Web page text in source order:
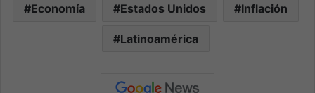
Economía Estados Unidos Inflación
Latinoamérica